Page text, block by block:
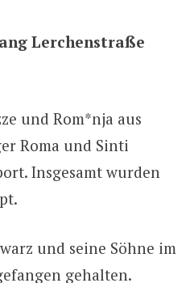
Lerchenstraße
und Rom*nja aus
Roma und Sinti
Insgesamt wurden
und seine Söhne im
gehalten.